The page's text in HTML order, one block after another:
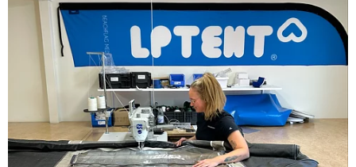
smörjmedlet. Är kedjan bortom räddning byter vi ut den
alternativt byter bara löparen om själva kedjan är bra.
Det finns mycket man kan göra för att hålla liv i kapellet och
få det att se bra ut. Se nedan för exempel på vanliga arbeten
vi utför på kapell & husvagnsförtält:
Byte av ruta
Omsömnad av utvalda sömmar eller komplett
Byte av dragkedja
Byte av kantband, kardborre och andra slitagedelar.
Diverse reparationer
Solskyddsduk till insida fönster med